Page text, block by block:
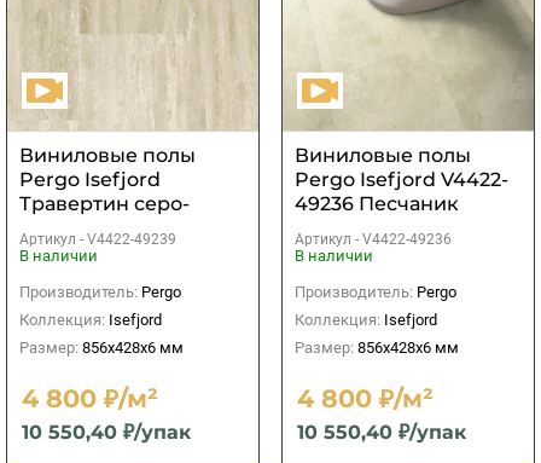
Виниловые полы
Pergo Isefjord
Травертин серо-
бежевый
Артикул - V4422-49239
В наличии
Производитель: Pergo
Коллекция: Isefjord
Размер: 856x428x6 мм
4 800 ₽/м²
10 550,40 ₽/упак
Виниловые полы
Pergo Isefjord V4422-
49236 Песчаник
бежевый
Артикул - V4422-49236
В наличии
Производитель: Pergo
Коллекция: Isefjord
Размер: 856x428x6 мм
4 800 ₽/м²
10 550,40 ₽/упак